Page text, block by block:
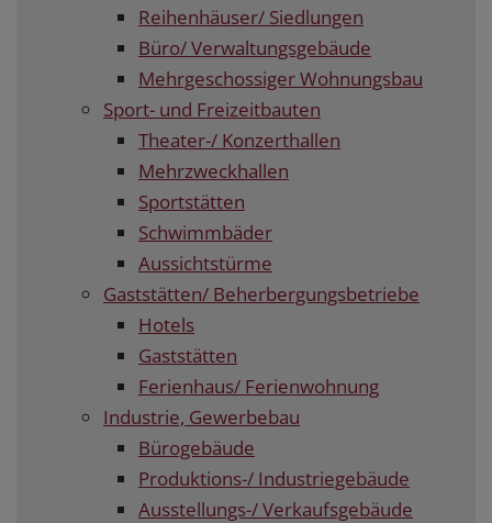
Reihenhäuser/ Siedlungen
Büro/ Verwaltungsgebäude
Mehrgeschossiger Wohnungsbau
Sport- und Freizeitbauten
Theater-/ Konzerthallen
Mehrzweckhallen
Sportstätten
Schwimmbäder
Aussichtstürme
Gaststätten/ Beherbergungsbetriebe
Hotels
Gaststätten
Ferienhaus/ Ferienwohnung
Industrie, Gewerbebau
Bürogebäude
Produktions-/ Industriegebäude
Ausstellungs-/ Verkaufsgebäude